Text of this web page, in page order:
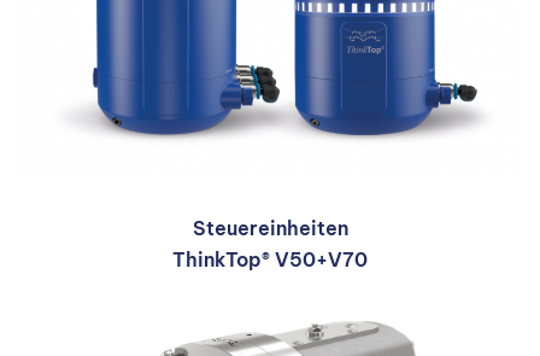
Steuereinheiten
ThinkTop® V50+V70